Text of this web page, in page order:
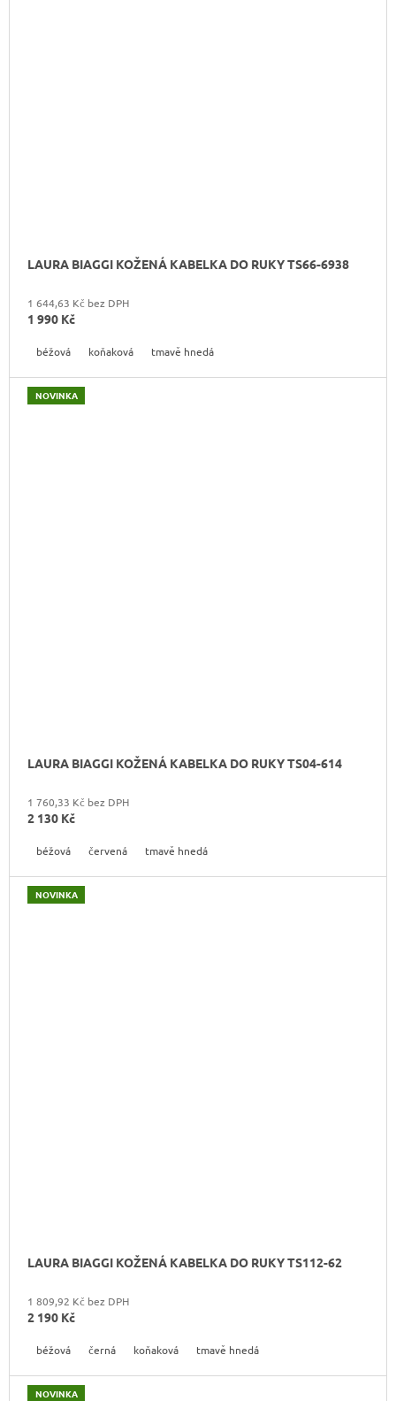
LAURA BIAGGI KOŽENÁ KABELKA DO RUKY TS66-6938
1 644,63 Kč bez DPH
1 990 Kč
béžová koňaková tmavě hnedá
NOVINKA
LAURA BIAGGI KOŽENÁ KABELKA DO RUKY TS04-614
1 760,33 Kč bez DPH
2 130 Kč
béžová červená tmavě hnedá
NOVINKA
LAURA BIAGGI KOŽENÁ KABELKA DO RUKY TS112-62
1 809,92 Kč bez DPH
2 190 Kč
béžová černá koňaková tmavě hnedá
NOVINKA